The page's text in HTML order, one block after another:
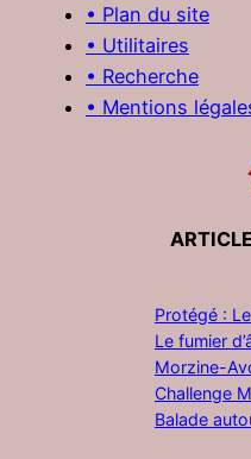
• Plan du site
• Utilitaires
• Recherche
• Mentions
Protégé :
Le fumier
Morzine-
Challenge
Balade